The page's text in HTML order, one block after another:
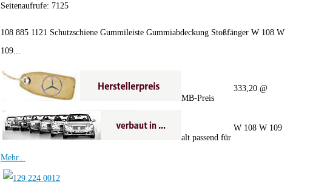
Seitenaufrufe: 7125
108 885 1121 Schutzschiene Gummileiste Gummiabdeckung Stoßfänger W 108 W
109...
MB-Preis
333,20 @
alt passend für
W 108 W 109
Mehr...